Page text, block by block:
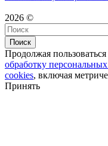
2026 ©
Поиск
Продолжая
обработку
cookies, включая
Принять